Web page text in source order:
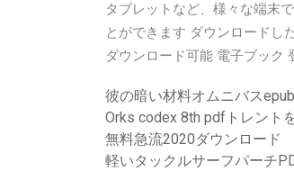
タブレットなど、様々な端末
とができます ダウンロードし
ダウンロード可能 電子ブック
彼の暗い材料オムニバス
Orks codex 8th pdfトレント
無料急流2020ダウンロード
軽いタックルサーフパーチ